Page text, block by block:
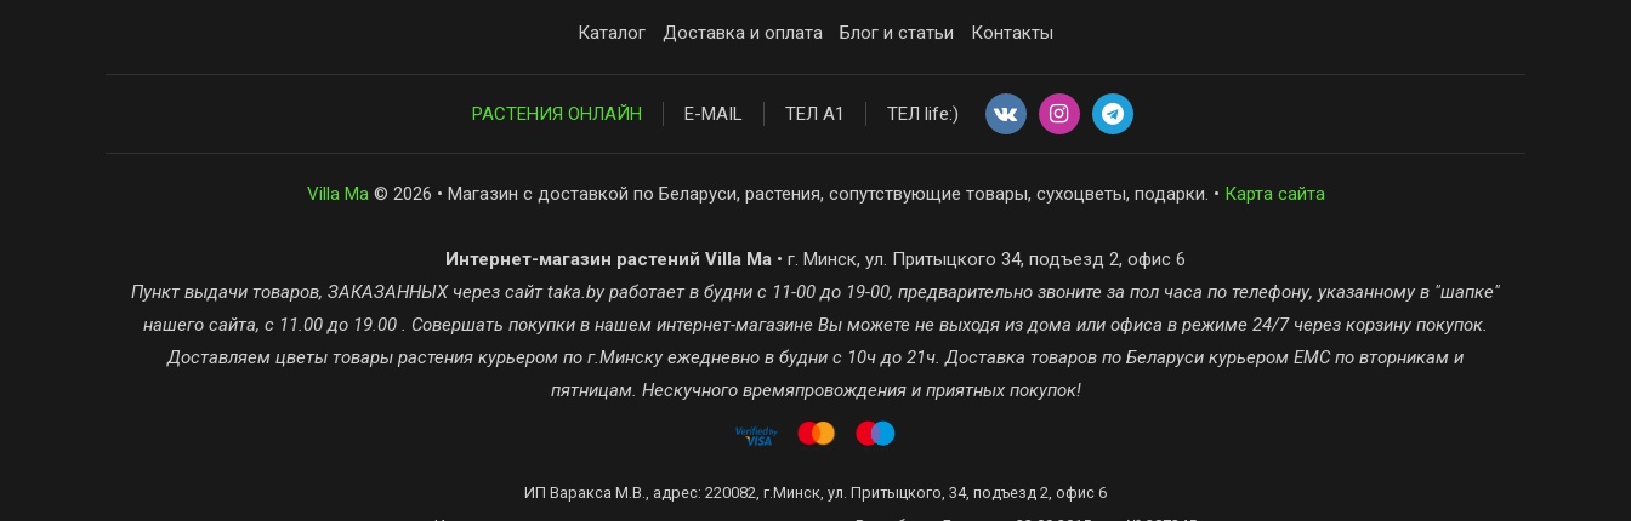
Каталог Доставка и оплата Блог и статьи Контакты
РАСТЕНИЯ ОНЛАЙН E-MAIL ТЕЛ А1 ТЕЛ life:)
Villa Ma© 2026 • Магазин с доставкой по Беларуси, растения, сопутствующие товары, сухоцветы, подарки. • Карта сайта
Интернет-магазин растений Villa Ma • г. Минск, ул. Притыцкого 34, подъезд 2, офис 6
Пункт выдачи товаров, ЗАКАЗАННЫХ через сайт taka.by работает в будни с 11-00 до 19-00, предварительно звоните за пол часа по телефону, указанному в "шапке"
нашего сайта, с 11.00 до 19.00 . Совершать покупки в нашем интернет-магазине Вы можете не выходя из дома или офиса в режиме 24/7 через корзину покупок.
Доставляем цветы товары растения курьером по г.Минску ежедневно в будни с 10ч до 21ч. Доставка товаров по Беларуси курьером ЕМС по вторникам и
пятницам. Нескучного времяпровождения и приятных покупок!
ИП Варакса М.В., адрес: 220082, г.Минск, ул. Притыцкого, 34, подъезд 2, офис 6